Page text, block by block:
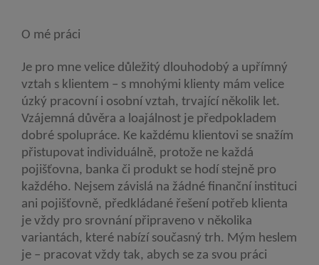
O mé práci
Je pro mne velice důležitý dlouhodobý a upřímný
vztah s klientem – s mnohými klienty mám velice
úzký pracovní i osobní vztah, trvající několik let.
Vzájemná důvěra a loajálnost je předpokladem
dobré spolupráce. Ke každému klientovi se snažím
přistupovat individuálně, protože ne každá
pojišťovna, banka či produkt se hodí stejně pro
každého. Nejsem závislá na žádné finanční instituci
ani pojišťovně, předkládané řešení potřeb klienta
je vždy pro srovnání připraveno v několika
variantách, které nabízí současný trh. Mým heslem
je – pracovat vždy tak, abych se za svou práci